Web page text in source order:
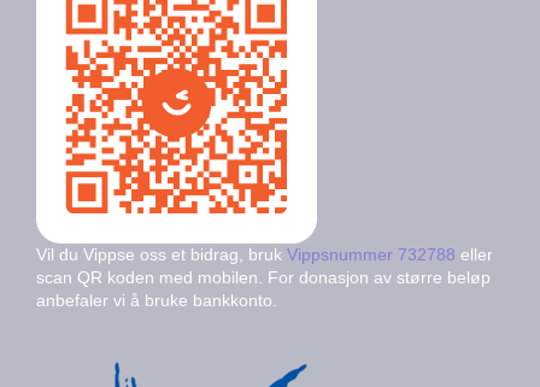
Vil du Vippse oss et bidrag, bruk Vippsnummer 732788 eller
scan QR koden med mobilen. For donasjon av større beløp
anbefaler vi å bruke bankkonto.